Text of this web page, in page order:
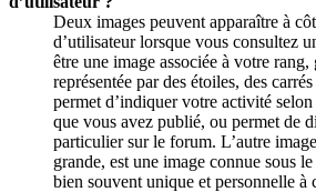
Deux images peuvent apparaître à
d’utilisateur lorsque vous consultez
être une image associée à votre rang,
représentée par des étoiles, des
permet d’indiquer votre activité
que vous avez publié, ou permet de
particulier sur le forum. L’autre
grande, est une image connue sous
bien souvent unique et personnelle à